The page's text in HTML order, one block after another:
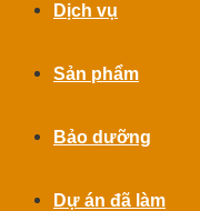
Dịch vụ
Sản phẩm
Bảo dưỡng
Dự án đã làm